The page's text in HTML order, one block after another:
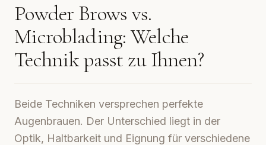
Powder Brows vs.
Microblading: Welche
Technik passt zu Ihnen?
Beide Techniken versprechen perfekte
Augenbrauen. Der Unterschied liegt in der
Optik, Haltbarkeit und Eignung für verschiedene